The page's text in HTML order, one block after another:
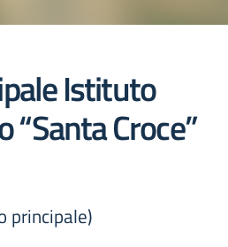
Istituto
“Santa Croce”
principale)